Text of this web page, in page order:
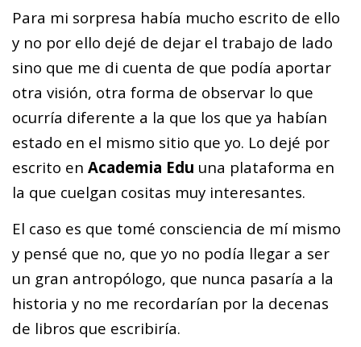
Para mi sorpresa había mucho escrito de ello
y no por ello dejé de dejar el trabajo de lado
sino que me di cuenta de que podía aportar
otra visión, otra forma de observar lo que
ocurría diferente a la que los que ya habían
estado en el mismo sitio que yo. Lo dejé por
escrito en Academia Edu una plataforma en
la que cuelgan cositas muy interesantes.
El caso es que tomé consciencia de mí mismo
y pensé que no, que yo no podía llegar a ser
un gran antropólogo, que nunca pasaría a la
historia y no me recordarían por la decenas
de libros que escribiría.